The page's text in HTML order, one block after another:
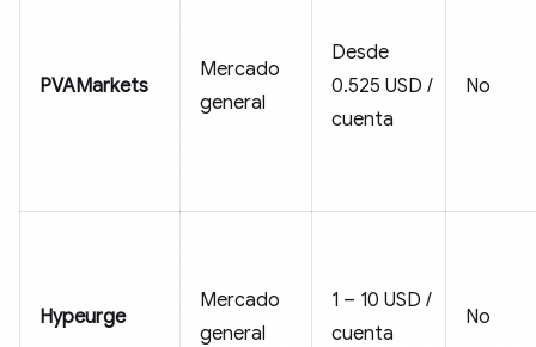
PVAMarkets
Mercado
general
Desde
0.525 USD /
cuenta
No
Hypeurge
Mercado
general
1 – 10 USD /
cuenta
No